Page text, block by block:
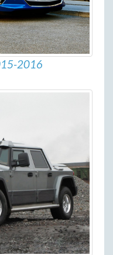
2016